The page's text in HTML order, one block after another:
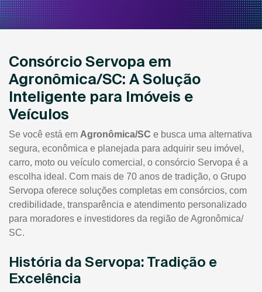
Consórcio Servopa em
Agronômica/SC: A Solução
Inteligente para Imóveis e
Veículos
Se você está em Agronômica/SC e busca uma alternativa
segura, econômica e planejada para adquirir seu imóvel,
carro, moto ou veículo comercial, o consórcio Servopa é a
escolha ideal. Com mais de 70 anos de tradição, o Grupo
Servopa oferece soluções completas em consórcios, com
credibilidade, transparência e atendimento personalizado
para moradores e investidores da região de Agronômica/
SC.
História da Servopa: Tradição e
Excelência